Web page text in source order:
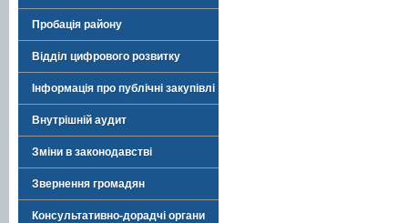
Пробація району
Відділ цифрового розвитку
Інформація про публічні закупівлі
Внутрішній аудит
Зміни в законодавстві
Звернення громадян
Консультативно-дорадчі органи